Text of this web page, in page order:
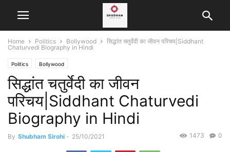
Home Politics Bollywood
सिद्धांत चतुर्वेदी का जीवन परिचय|Siddhant
Chaturvedi Biography in Hindi
Politics Bollywood
सिद्धांत चतुर्वेदी का जीवन
परिचय|Siddhant Chaturvedi
Biography in Hindi
By Shubham Sirohi - 25/10/2021 0
1473